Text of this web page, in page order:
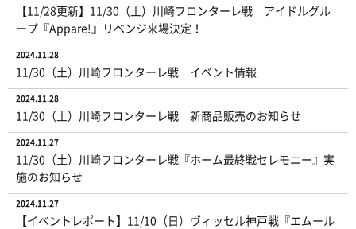
【11/28更新】11/30（土）川崎フロンターレ戦 アイドルグル
ープ『Appare!』リベンジ来場決定！
2024.11.28
11/30（土）川崎フロンターレ戦 イベント情報
2024.11.28
11/30（土）川崎フロンターレ戦 新商品販売のお知らせ
2024.11.27
11/30（土）川崎フロンターレ戦『ホーム最終戦セレモニー』実
施のお知らせ
2024.11.27
【イベントレポート】11/10（日）ヴィッセル神戸戦『エムール